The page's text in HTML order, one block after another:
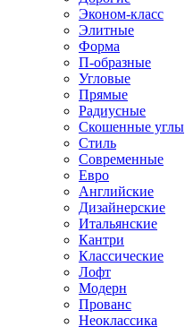
Эконом-класс
Элитные
Форма
П-образные
Угловые
Прямые
Радиусные
Скошенные углы
Стиль
Современные
Евро
Английские
Дизайнерские
Итальянские
Кантри
Классические
Лофт
Модерн
Прованс
Неоклассика